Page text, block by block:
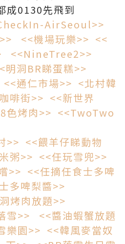
成0130先飛到
AirSeoul>>
<<機場玩樂>> <<
<<NineTree2>>
明洞BR睇蛋糕>>
<<通仁市場>> <北村韓
啡街>> <<新世界
色烤肉>> <<TwoTwo
>> <<餵羊仔睇動物
粥>> <<任玩雪兜>>
>> <<任摘任食士多啤
多啤梨醬>>
烤肉放題>>
雪>>
<<醬油蝦蟹放題
樂園>> <<韓風麥當奴